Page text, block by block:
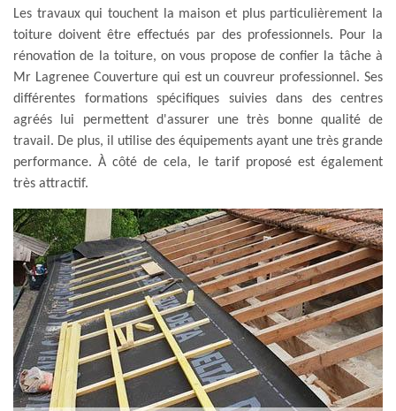
Les travaux qui touchent la maison et plus particulièrement la
toiture doivent être effectués par des professionnels. Pour la
rénovation de la toiture, on vous propose de confier la tâche à
Mr Lagrenee Couverture qui est un couvreur professionnel. Ses
différentes formations spécifiques suivies dans des centres
agréés lui permettent d'assurer une très bonne qualité de
travail. De plus, il utilise des équipements ayant une très grande
performance. À côté de cela, le tarif proposé est également
très attractif.